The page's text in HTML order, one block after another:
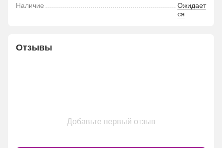
Наличие
Ожидает
ся
Отзывы
Добавьте первый отзыв